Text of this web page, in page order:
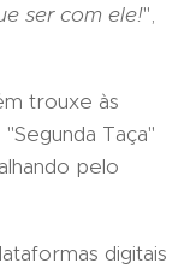
ser com ele!",
trouxe às
Taça"
pelo
digitais